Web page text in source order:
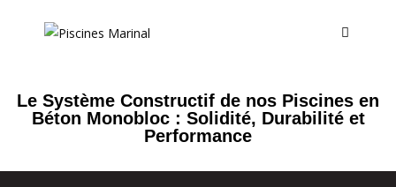
Le Système Constructif de nos Piscines en
Béton Monobloc : Solidité, Durabilité et
Performance